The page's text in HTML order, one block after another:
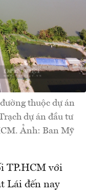
thuộc dự án
dự án đầu tư
Ảnh: Ban Mỹ
TP.HCM với
Lái đến nay